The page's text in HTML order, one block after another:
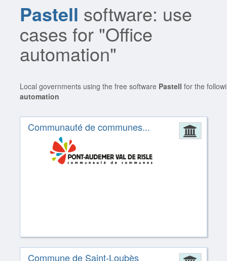
Pastell software: use
cases for "Office
automation"
Local governments using the free software Pastell for the
automation
Communauté de communes...
Commune de Saint-Loubès